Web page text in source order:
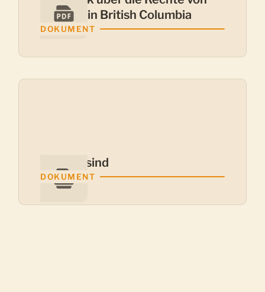
Mietern in British Columbia
DOKUMENT
Wer wir sind
DOKUMENT